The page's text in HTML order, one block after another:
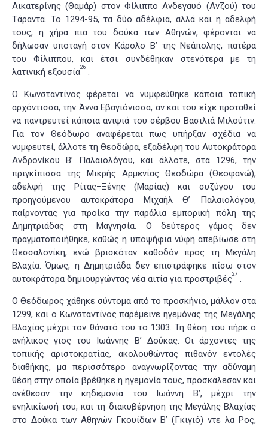
Αικατερίνης (Θαμάρ) στον Φίλιππο Ανδεγαυό (Ανζού) του
Τάραντα. Το 1294-95, τα δύο αδέλφια, αλλά και η αδελφή
τους, η χήρα πια του δούκα των Αθηνών, φέρονται να
δήλωσαν υποταγή στον Κάρολο Β’ της Νεάπολης, πατέρα
του Φίλιππου, και έτσι συνδέθηκαν στενότερα με τη
λατινική εξουσία26 .
Ο Κωνσταντίνος φέρεται να νυμφεύθηκε κάποια τοπική
αρχόντισσα, την Άννα Εβαγιόνισσα, αν και του είχε προταθεί
να παντρευτεί κάποια ανιψιά του σέρβου Βασιλιά Μιλούτιν.
Για τον Θεόδωρο αναφέρεται πως υπήρξαν σχέδια να
νυμφευτεί, άλλοτε τη Θεοδώρα, εξαδέλφη του Αυτοκράτορα
Ανδρονίκου Β’ Παλαιολόγου, και άλλοτε, στα 1296, την
πριγκίπισσα της Μικρής Αρμενίας Θεοδώρα (Θεοφανώ),
αδελφή της Ρίτας–Ξένης (Μαρίας) και συζύγου του
προηγούμενου αυτοκράτορα Μιχαήλ Θ’ Παλαιολόγου,
παίρνοντας για προίκα την παράλια εμπορική πόλη της
Δημητριάδας στη Μαγνησία. Ο δεύτερος γάμος δεν
πραγματοποιήθηκε, καθώς η υποψήφια νύφη απεβίωσε στη
Θεσσαλονίκη, ενώ βρισκόταν καθοδόν προς τη Μεγάλη
Βλαχία. Όμως, η Δημητριάδα δεν επιστράφηκε πίσω στον
αυτοκράτορα δημιουργώντας νέα αιτία για προστριβές27 .
Ο Θεόδωρος χάθηκε σύντομα από το προσκήνιο, μάλλον στα
1299, και ο Κωνσταντίνος παρέμεινε ηγεμόνας της Μεγάλης
Βλαχίας μέχρι τον θάνατό του το 1303. Τη θέση του πήρε ο
ανήλικος γιος του Ιωάννης Β’ Δούκας. Οι άρχοντες της
τοπικής αριστοκρατίας, ακολουθώντας πιθανόν εντολές
διαθήκης, μα περισσότερο αναγνωρίζοντας την αδύναμη
θέση στην οποία βρέθηκε η ηγεμονία τους, προσκάλεσαν και
ανέθεσαν την κηδεμονία του Ιωάννη Β’, μέχρι την
ενηλικίωσή του, και τη διακυβέρνηση της Μεγάλης Βλαχίας
στο Δούκα των Αθηνών Γκουίδων B’ (Γκιγιό) ντε λα Ρος,